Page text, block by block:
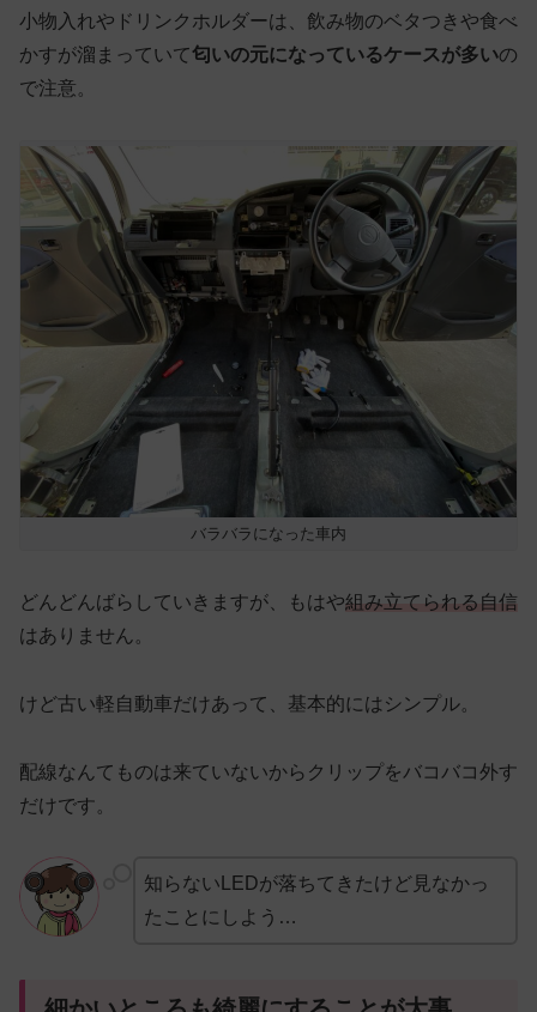
小物入れやドリンクホルダーは、飲み物のベタつきや食べ
かすが溜まっていて匂いの元になっているケースが多いの
で注意。
バラバラになった車内
どんどんばらしていきますが、もはや組み立てられる自信
はありません。
けど古い軽自動車だけあって、基本的にはシンプル。
配線なんてものは来ていないからクリップをバコバコ外す
だけです。
知らないLEDが落ちてきたけど見なかっ
たことにしよう…